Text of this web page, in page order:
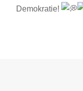
Demokratie!